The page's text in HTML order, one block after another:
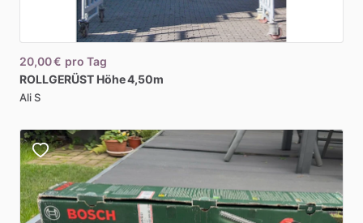
20,00 € pro Tag
ROLLGERÜST Höhe4​,​50m
Ali S